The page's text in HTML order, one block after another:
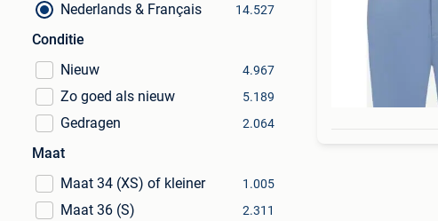
Nederlands & Français 14.527
Conditie
Nieuw
4.967
Zo goed als nieuw 5.189
Gedragen 2.064
Maat
Maat 34 (XS) of kleiner
1.005
Maat 36 (S) 2.311